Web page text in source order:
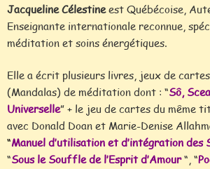
Jacqueline Célestineest Québécoise,
Enseignante internationale reconnue,
méditation et soins énergétiques.
Elle a écrit plusieurs livres, jeux de
(Mandalas) de méditation dont : “Sô,
Universelle” + le jeu de cartes du même
avec Donald Doan et Marie-Denise
“Manuel d’utilisation et d’intégration des
“Sous le Souffle de l’Esprit d’Amour“, “